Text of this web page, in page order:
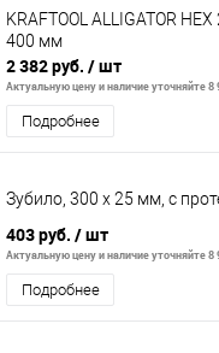
KRAFTOOL ALLIGATOR
400 мм
2 382 руб. / шт
Актуальную цену и наличие уточняйте 8
Подробнее
Зубило, 300 х 25 мм, с
403 руб. / шт
Актуальную цену и наличие уточняйте 8
Подробнее